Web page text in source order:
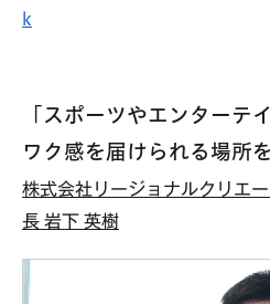
k
「スポーツやエンターテ
ワク感を届けられる場所
株式会社リージョナルクリエ
長 岩下 英樹